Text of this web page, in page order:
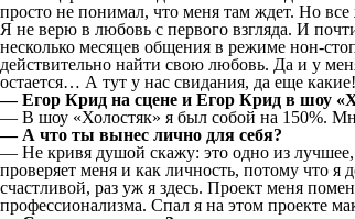
просто не понимал, что меня там ждет. Но
Я не верю в любовь с первого взгляда. И
несколько месяцев общения в режиме нон-
действительно найти свою любовь. Да и у
остается… А тут у нас свидания, да еще
— Егор Крид на сцене и Егор Крид в шоу
— В шоу «Холостяк» я был собой на 150%.
— А что ты вынес лично для себя?
— Не кривя душой скажу: это одно из лучшее,
проверяет меня и как личность, потому что
счастливой, раз уж я здесь. Проект меня
профессионализма. Спал я на этом проекте